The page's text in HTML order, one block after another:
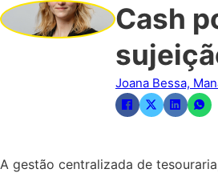
Cash
Joana Bessa,
A gestão centralizada de